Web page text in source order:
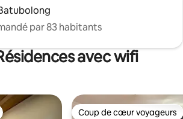
par 83 habitants
avec wifi
Coup de cœur voyageurs